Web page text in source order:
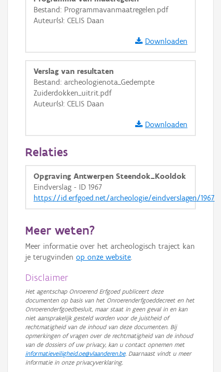
+ −
Basis Lagen
Ortho
GRB-Basiskaart
GRB-Basiskaart in grijswaarden
Bestand: Programmavanmaatregelen.pdf
Auteur(s): CELIS Daan
Downloaden
Verslag van resultaten
Bestand: archeologienota_Gedempte
Zuiderdokken_uitrit.pdf
Auteur(s): CELIS Daan
Downloaden
Relaties
Opgraving Antwerpen Steendok_Kooldok
Eindverslag - ID 1967
https://id.erfgoed.net/archeologie/eindverslagen/1967
Meer weten?
Meer informatie over het archeologisch traject kan
je terugvinden op onze website.
Disclaimer
Het agentschap Onroerend Erfgoed publiceert deze
documenten op basis van het Onroerenderfgoeddecreet en het
Onroerenderfgoedbesluit, maar staat in geen geval in en kan
niet aansprakelijk gesteld worden voor de juistheid of
rechtmatigheid van de inhoud van deze documenten. Bij
opmerkingen of vragen over de rechtmatigheid van de inhoud
van de dossiers of uw privacy, kan u contact opnemen met
informatieveiligheid.oe@vlaanderen.be. Daarnaast vindt u meer
informatie in onze privacyverklaring.